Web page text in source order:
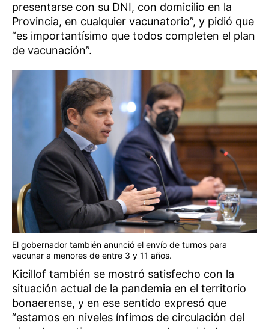
presentarse con su DNI, con domicilio en la
Provincia, en cualquier vacunatorio”, y pidió que
“es importantísimo que todos completen el plan
de vacunación”.
El gobernador también anunció el envío de turnos para
vacunar a menores de entre 3 y 11 años.
Kicillof también se mostró satisfecho con la
situación actual de la pandemia en el territorio
bonaerense, y en ese sentido expresó que
“estamos en niveles ínfimos de circulación del